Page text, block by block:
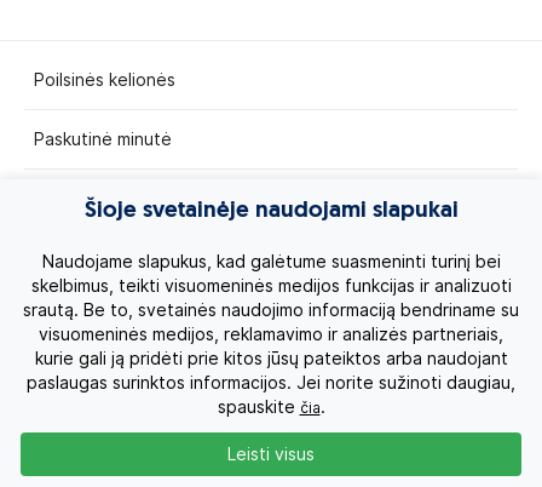
Poilsinės kelionės
Paskutinė minutė
Egzotinės kelionės
Kruizai
Kelionės po Lietuvą
Apie mus
Privatumo politika
Šioje svetainėje naudojami slapukai
Naudojame slapukus, kad galėtume suasmeninti turinį bei
skelbimus, teikti visuomeninės medijos funkcijas ir analizuoti
srautą. Be to, svetainės naudojimo informaciją bendriname su
visuomeninės medijos, reklamavimo ir analizės partneriais,
kurie gali ją pridėti prie kitos jūsų pateiktos arba naudojant
paslaugas surinktos informacijos. Jei norite sužinoti daugiau,
spauskite čia.
Leisti visus